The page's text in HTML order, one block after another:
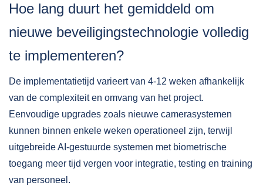
Hoe lang duurt het gemiddeld om
nieuwe beveiligingstechnologie volledig
te implementeren?
De implementatietijd varieert van 4-12 weken afhankelijk
van de complexiteit en omvang van het project.
Eenvoudige upgrades zoals nieuwe camerasystemen
kunnen binnen enkele weken operationeel zijn, terwijl
uitgebreide AI-gestuurde systemen met biometrische
toegang meer tijd vergen voor integratie, testing en training
van personeel.